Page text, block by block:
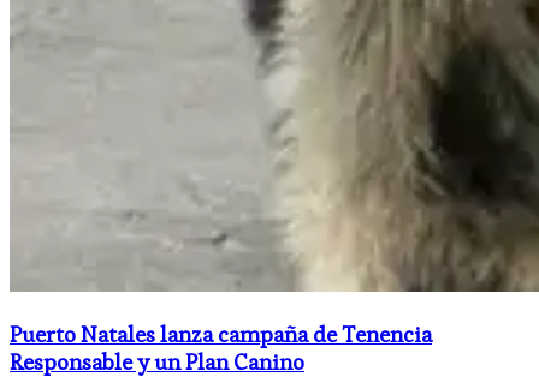
Puerto Natales lanza campaña de Tenencia
Responsable y un Plan Canino